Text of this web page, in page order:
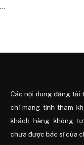
Các nội dung đăng tải
chỉ mang tính tham
khách hàng không
chưa được bác sĩ của